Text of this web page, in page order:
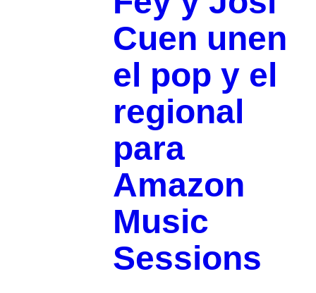
Cuen unen
el pop y el
regional
para
Amazon
Music
Sessions